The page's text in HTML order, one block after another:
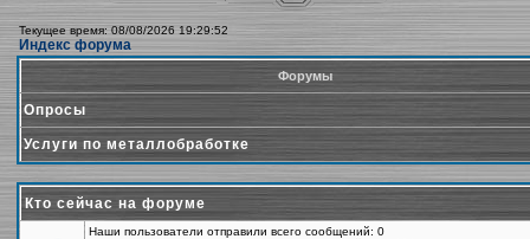
Текущее время: 08/08/2026 19:29:52
Индекс форума
Форумы
Опросы
Услуги по металлобработке
Кто сейчас на форуме
Наши пользователи отправили всего сообщений: 0